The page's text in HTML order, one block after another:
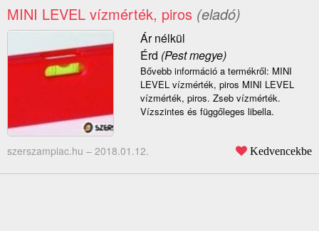
MINI LEVEL vízmérték, piros (eladó)
Ár nélkül
Érd (Pest megye)
Bővebb információ a termékről: MINI
LEVEL vízmérték, piros MINI LEVEL
vízmérték, piros. Zseb vízmérték.
Vízszintes és függőleges libella.
szerszampiac.hu – 2018.01.12. Kedvencekbe